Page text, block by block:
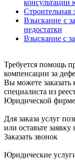
консультации
Строительная
Взыскание с
недостатки
Взыскание с
Требуется помощь
компенсации за
Вы можете заказать
специалиста из
Юридической
Для заказа услуг
или оставьте заявку
Заказать звонок
Юридические